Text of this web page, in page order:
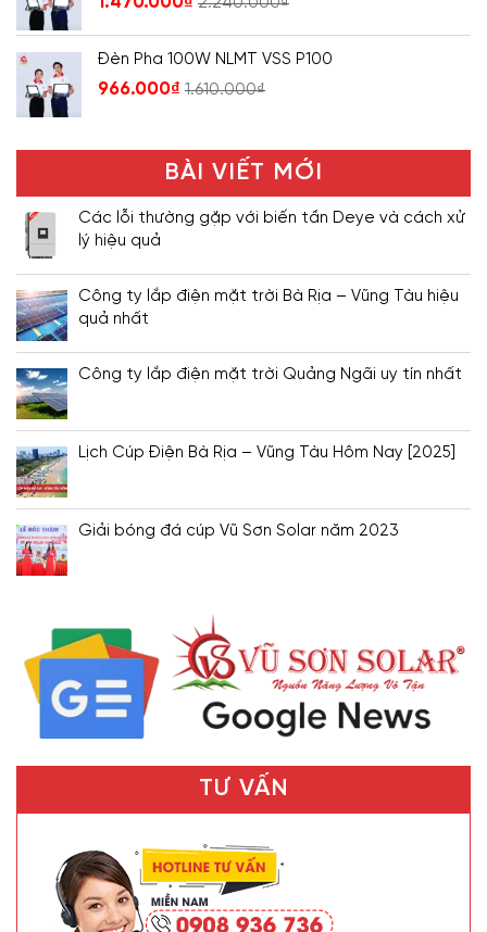
Đèn Pha 100W NLMT VSS P100
966.000₫ 1.610.000₫
BÀI VIẾT MỚI
Các lỗi thường gặp với biến tần Deye và cách xử
lý hiệu quả
Công ty lắp điện mặt trời Bà Rịa – Vũng Tàu hiệu
quả nhất
Công ty lắp điện mặt trời Quảng Ngãi uy tín nhất
Lịch Cúp Điện Bà Rịa – Vũng Tàu Hôm Nay [2025]
Giải bóng đá cúp Vũ Sơn Solar năm 2023
TƯ VẤN